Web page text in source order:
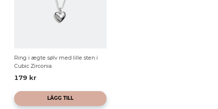
Ring i ægte sølv med lille sten i
Cubic Zirconia
179 kr
LÄGG TILL